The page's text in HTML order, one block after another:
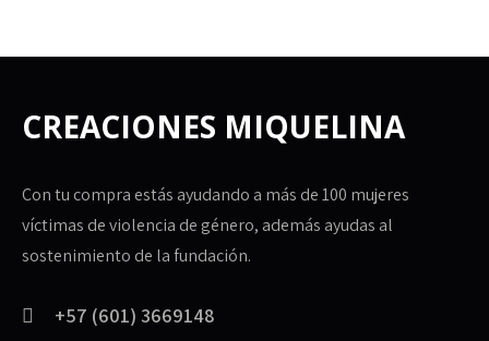
CREACIONES MIQUELINA
Con tu compra estás ayudando a más de 100 mujeres
víctimas de violencia de género, además ayudas al
sostenimiento de la fundación.
+57 (601) 3669148